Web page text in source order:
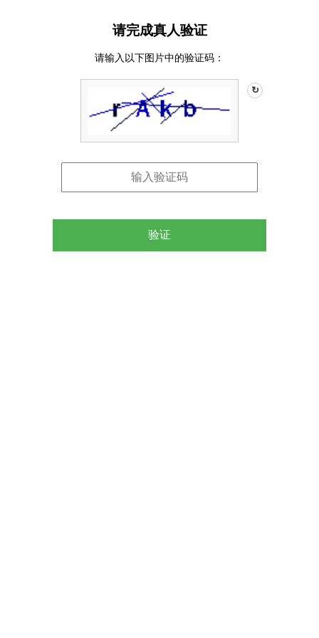
请完成真人验证
请输入以下图片中的验证码：
↻
验证